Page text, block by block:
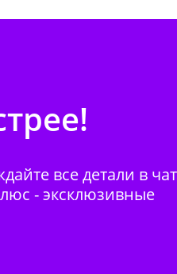
все детали в
- эксклюзивные